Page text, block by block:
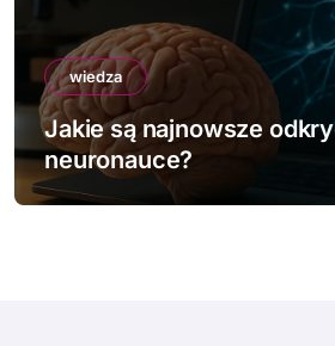
c
o
w
a
wiedza
Jakie są najdziwniejsze